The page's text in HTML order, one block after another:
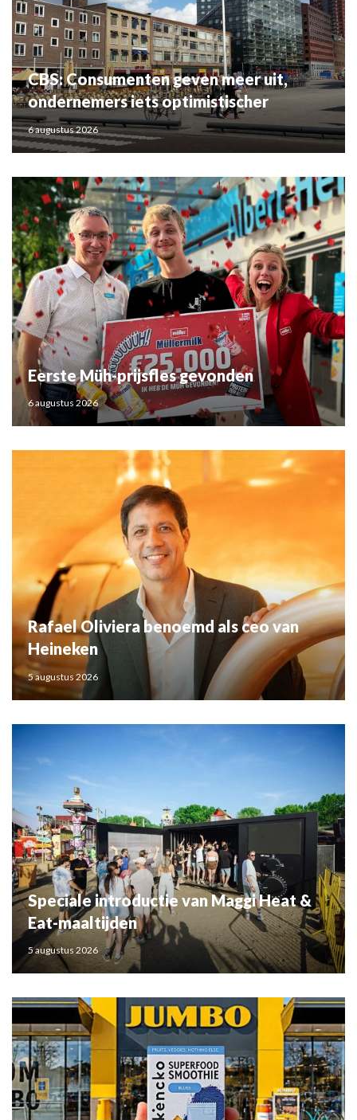
CBS: Consumenten geven meer uit,
ondernemers iets optimistischer
6 augustus 2026
Eerste Müh-prijsfles gevonden
6 augustus 2026
Rafael Oliviera benoemd als ceo van
Heineken
5 augustus 2026
Speciale introductie van Maggi Heat &
Eat-maaltijden
5 augustus 2026